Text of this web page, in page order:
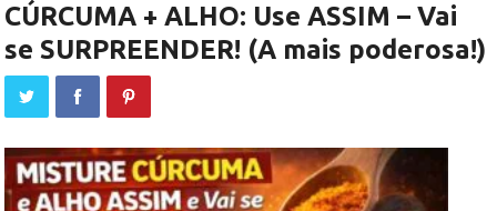
CÚRCUMA + ALHO: Use ASSIM – Vai
se SURPREENDER! (A mais poderosa!)